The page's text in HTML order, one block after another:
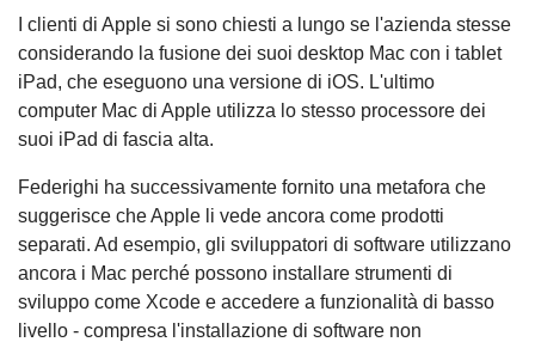
I clienti di Apple si sono chiesti a lungo se l'azienda stesse
considerando la fusione dei suoi desktop Mac con i tablet
iPad, che eseguono una versione di iOS. L'ultimo
computer Mac di Apple utilizza lo stesso processore dei
suoi iPad di fascia alta.
Federighi ha successivamente fornito una metafora che
suggerisce che Apple li vede ancora come prodotti
separati. Ad esempio, gli sviluppatori di software utilizzano
ancora i Mac perché possono installare strumenti di
sviluppo come Xcode e accedere a funzionalità di basso
livello - compresa l'installazione di software non